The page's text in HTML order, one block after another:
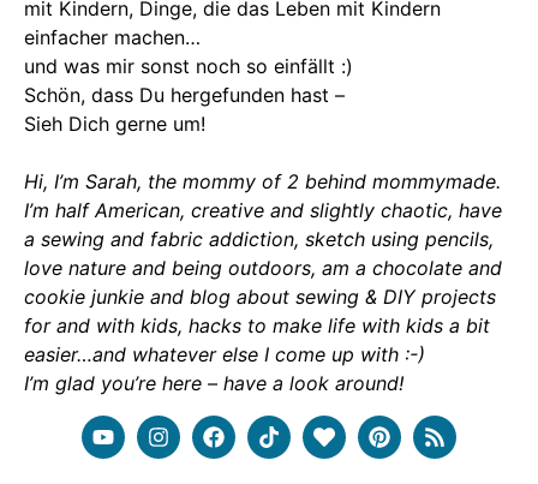
mit Kindern, Dinge, die das Leben mit Kindern
einfacher machen…
und was mir sonst noch so einfällt :)
Schön, dass Du hergefunden hast –
Sieh Dich gerne um!
Hi, I’m Sarah, the mommy of 2 behind mommymade.
I’m half American, creative and slightly chaotic, have
a sewing and fabric addiction, sketch using pencils,
love nature and being outdoors, am a chocolate and
cookie junkie and blog about sewing & DIY projects
for and with kids, hacks to make life with kids a bit
easier…and whatever else I come up with :-)
I’m glad you’re here – have a look around!